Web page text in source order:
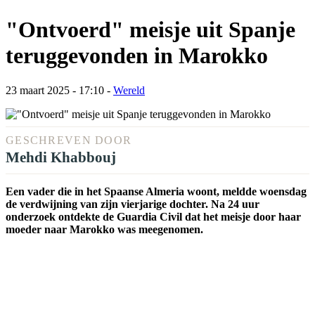
"Ontvoerd" meisje uit Spanje
teruggevonden in Marokko
23 maart 2025 - 17:10 - Wereld
GESCHREVEN DOOR
Mehdi Khabbouj
Een vader die in het Spaanse Almeria woont, meldde woensdag
de verdwijning van zijn vierjarige dochter. Na 24 uur
onderzoek ontdekte de Guardia Civil dat het meisje door haar
moeder naar Marokko was meegenomen.